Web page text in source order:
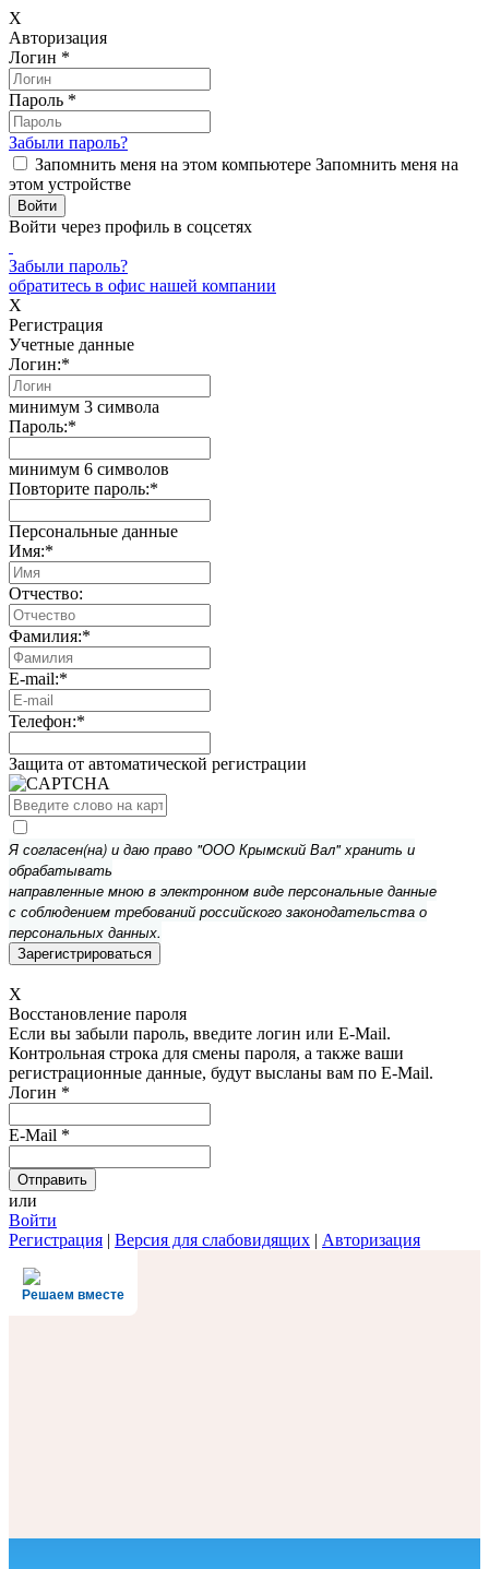
X
Авторизация
Логин *
Пароль *
Забыли пароль?
Запомнить меня на этом компьютере Запомнить меня на
этом устройстве
Войти через профиль в соцсетях
Забыли пароль?
обратитесь в офис нашей компании
X
Регистрация
Учетные данные
Логин:*
минимум 3 символа
Пароль:*
минимум 6 символов
Повторите пароль:*
Персональные данные
Имя:*
Отчество:
Фамилия:*
E-mail:*
Телефон:*
Защита от автоматической регистрации
Я согласен(на) и даю право "ООО Крымский Вал" хранить и
обрабатывать
направленные мною в электронном виде персональные данные
с соблюдением требований российского законодательства о
персональных данных.
X
Восстановление пароля
Если вы забыли пароль, введите логин или E-Mail.
Контрольная строка для смены пароля, а также ваши
регистрационные данные, будут высланы вам по E-Mail.
Логин *
E-Mail *
или
Войти
Регистрация | Версия для слабовидящих | Авторизация
Решаем вместе